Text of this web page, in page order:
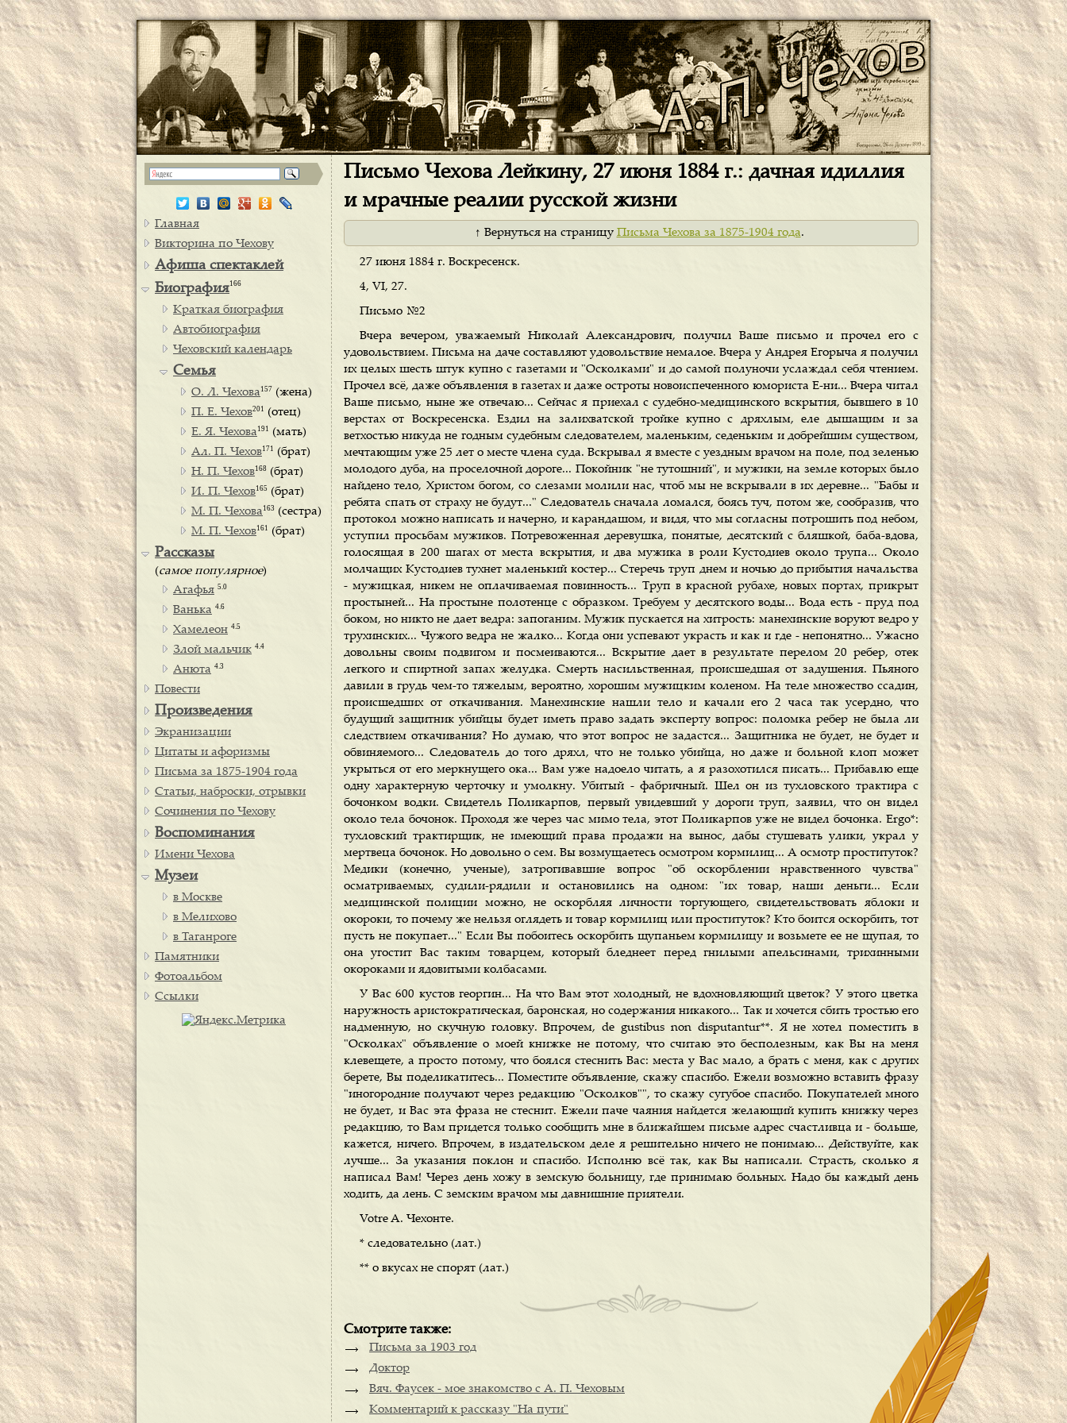
Письмо Чехова Лейкину, 27 июня 1884 г.: дачная идиллия
и мрачные реалии русской жизни
↑ Вернуться на страницу Письма Чехова за 1875-1904 года.
27 июня 1884 г. Воскресенск.
4, VI, 27.
Письмо №2
Вчера вечером, уважаемый Николай Александрович, получил Ваше письмо и прочел его с
удовольствием. Письма на даче составляют удовольствие немалое. Вчера у Андрея Егорыча я получил
их целых шесть штук купно с газетами и "Осколками" и до самой полуночи услаждал себя чтением.
Прочел всё, даже объявления в газетах и даже остроты новоиспеченного юмориста Е-ни... Вчера читал
Ваше письмо, ныне же отвечаю... Сейчас я приехал с судебно-медицинского вскрытия, бывшего в 10
верстах от Воскресенска. Ездил на залихватской тройке купно с дряхлым, еле дышащим и за
ветхостью никуда не годным судебным следователем, маленьким, седеньким и добрейшим существом,
мечтающим уже 25 лет о месте члена суда. Вскрывал я вместе с уездным врачом на поле, под зеленью
молодого дуба, на проселочной дороге... Покойник "не тутошний", и мужики, на земле которых было
найдено тело, Христом богом, со слезами молили нас, чтоб мы не вскрывали в их деревне... "Бабы и
ребята спать от страху не будут..." Следователь сначала ломался, боясь туч, потом же, сообразив, что
протокол можно написать и начерно, и карандашом, и видя, что мы согласны потрошить под небом,
уступил просьбам мужиков. Потревоженная деревушка, понятые, десятский с бляшкой, баба-вдова,
голосящая в 200 шагах от места вскрытия, и два мужика в роли Кустодиев около трупа... Около
молчащих Кустодиев тухнет маленький костер... Стеречь труп днем и ночью до прибытия начальства
- мужицкая, никем не оплачиваемая повинность... Труп в красной рубахе, новых портах, прикрыт
простыней... На простыне полотенце с образком. Требуем у десятского воды... Вода есть - пруд под
боком, но никто не дает ведра: запоганим. Мужик пускается на хитрость: манехинские воруют ведро у
трухинских... Чужого ведра не жалко... Когда они успевают украсть и как и где - непонятно... Ужасно
довольны своим подвигом и посмеиваются... Вскрытие дает в результате перелом 20 ребер, отек
легкого и спиртной запах желудка. Смерть насильственная, происшедшая от задушения. Пьяного
давили в грудь чем-то тяжелым, вероятно, хорошим мужицким коленом. На теле множество ссадин,
происшедших от откачивания. Манехинские нашли тело и качали его 2 часа так усердно, что
будущий защитник убийцы будет иметь право задать эксперту вопрос: поломка ребер не была ли
следствием откачивания? Но думаю, что этот вопрос не задастся... Защитника не будет, не будет и
обвиняемого... Следователь до того дряхл, что не только убийца, но даже и больной клоп может
укрыться от его меркнущего ока... Вам уже надоело читать, а я разохотился писать... Прибавлю еще
одну характерную черточку и умолкну. Убитый - фабричный. Шел он из тухловского трактира с
бочонком водки. Свидетель Поликарпов, первый увидевший у дороги труп, заявил, что он видел
около тела бочонок. Проходя же через час мимо тела, этот Поликарпов уже не видел бочонка. Ergo*:
тухловский трактирщик, не имеющий права продажи на вынос, дабы стушевать улики, украл у
мертвеца бочонок. Но довольно о сем. Вы возмущаетесь осмотром кормилиц... А осмотр проституток?
Медики (конечно, ученые), затрогивавшие вопрос "об оскорблении нравственного чувства"
осматриваемых, судили-рядили и остановились на одном: "их товар, наши деньги... Если
медицинской полиции можно, не оскорбляя личности торгующего, свидетельствовать яблоки и
окороки, то почему же нельзя оглядеть и товар кормилиц или проституток? Кто боится оскорбить, тот
пусть не покупает..." Если Вы побоитесь оскорбить щупаньем кормилицу и возьмете ее не щупая, то
она угостит Вас таким товарцем, который бледнеет перед гнилыми апельсинами, трихинными
окороками и ядовитыми колбасами.
У Вас 600 кустов георгин... На что Вам этот холодный, не вдохновляющий цветок? У этого цветка
наружность аристократическая, баронская, но содержания никакого... Так и хочется сбить тростью его
надменную, но скучную головку. Впрочем, de gustibus non disputantur**. Я не хотел поместить в
"Осколках" объявление о моей книжке не потому, что считаю это бесполезным, как Вы на меня
клевещете, а просто потому, что боялся стеснить Вас: места у Вас мало, а брать с меня, как с других
берете, Вы поделикатитесь... Поместите объявление, скажу спасибо. Ежели возможно вставить фразу
"иногородние получают через редакцию "Осколков"", то скажу сугубое спасибо. Покупателей много
не будет, и Вас эта фраза не стеснит. Ежели паче чаяния найдется желающий купить книжку через
редакцию, то Вам придется только сообщить мне в ближайшем письме адрес счастливца и - больше,
кажется, ничего. Впрочем, в издательском деле я решительно ничего не понимаю... Действуйте, как
лучше... За указания поклон и спасибо. Исполню всё так, как Вы написали. Страсть, сколько я
написал Вам! Через день хожу в земскую больницу, где принимаю больных. Надо бы каждый день
ходить, да лень. С земским врачом мы давнишние приятели.
Votre A. Чехонте.
* следовательно (лат.)
** о вкусах не спорят (лат.)
Смотрите также:
Письма за 1903 год
Доктор
Вяч. Фаусек - мое знакомство с А. П. Чеховым
Комментарий к рассказу "На пути"
Главная
Викторина по Чехову
Афиша спектаклей
Биография166
Краткая биография
Автобиография
Чеховский календарь
Семья
О. Л. Чехова 157 (жена)
П. Е. Чехов201 (отец)
Е. Я. Чехова 191 (мать)
Ал. П. Чехов171 (брат)
Н. П. Чехов168 (брат)
И. П. Чехов165 (брат)
М. П. Чехова 163 (сестра)
М. П. Чехов161 (брат)
Рассказы
(самое популярное)
Агафья 5.0
Ванька 4.6
Хамелеон 4.5
Злой мальчик 4.4
Анюта 4.3
Повести
Произведения
Экранизации
Цитаты и афоризмы
Письма за 1875-1904 года
Статьи, наброски, отрывки
Сочинения по Чехову
Воспоминания
Имени Чехова
Музеи
в Москве
в Мелихово
в Таганроге
Памятники
Фотоальбом
Ссылки